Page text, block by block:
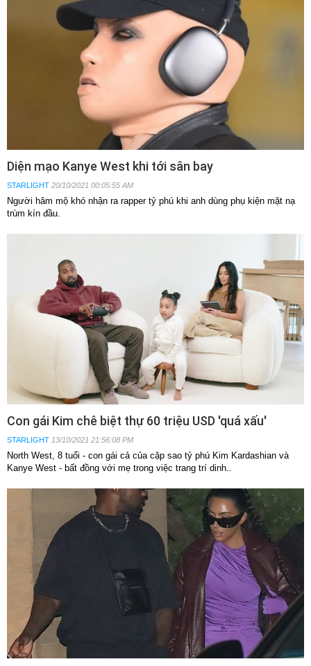
Diện mạo Kanye West khi tới sân bay
STARLIGHT 20/10/2021 00:05:55 AM
Người hâm mộ khó nhận ra rapper tỷ phú khi anh dùng phụ kiện mặt nạ
trùm kín đầu.
Con gái Kim chê biệt thự 60 triệu USD 'quá xấu'
STARLIGHT 13/10/2021 21:56:08 PM
North West, 8 tuổi - con gái cả của cặp sao tỷ phú Kim Kardashian và
Kanye West - bất đồng với mẹ trong việc trang trí dinh..